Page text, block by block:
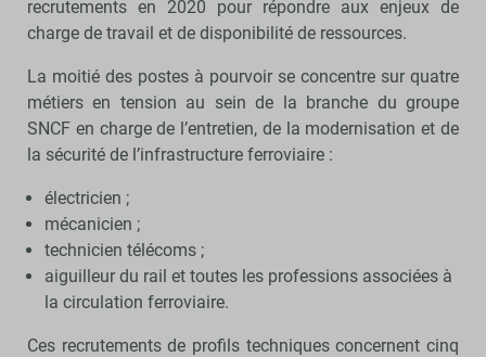
recrutements en 2020 pour répondre aux enjeux de
charge de travail et de disponibilité de ressources.
La moitié des postes à pourvoir se concentre sur quatre
métiers en tension au sein de la branche du groupe
SNCF en charge de l’entretien, de la modernisation et de
la sécurité de l’infrastructure ferroviaire :
électricien ;
mécanicien ;
technicien télécoms ;
aiguilleur du rail et toutes les professions associées à
la circulation ferroviaire.
Ces recrutements de profils techniques concernent cinq